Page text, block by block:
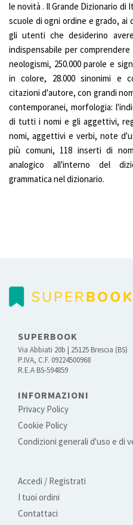
le novità . Il Grande Dizionario di
scuole di ogni ordine e grado,
gli utenti che desiderino
indispensabile per
neologismi, 250.000 parole e
in colore, 28.000 sinonimi e
citazioni d'autore, con grandi
contemporanei, morfologia:
di tutti i nomi e gli aggettivi,
nomi, aggettivi e verbi, note
più comuni, 118 inserti di
analogico all'interno del
grammatica nel dizionario.
SUPERBOOK
Via Abbiati 20b | 25125 Brescia (BS)
P.IVA, C.F. 09224500968
R.E.A BS-594859
INFORMAZIONI
Privacy Policy
Cookie Policy
Condizioni generali d'uso e di
Accedi / Registrati
I tuoi ordini
Contattaci